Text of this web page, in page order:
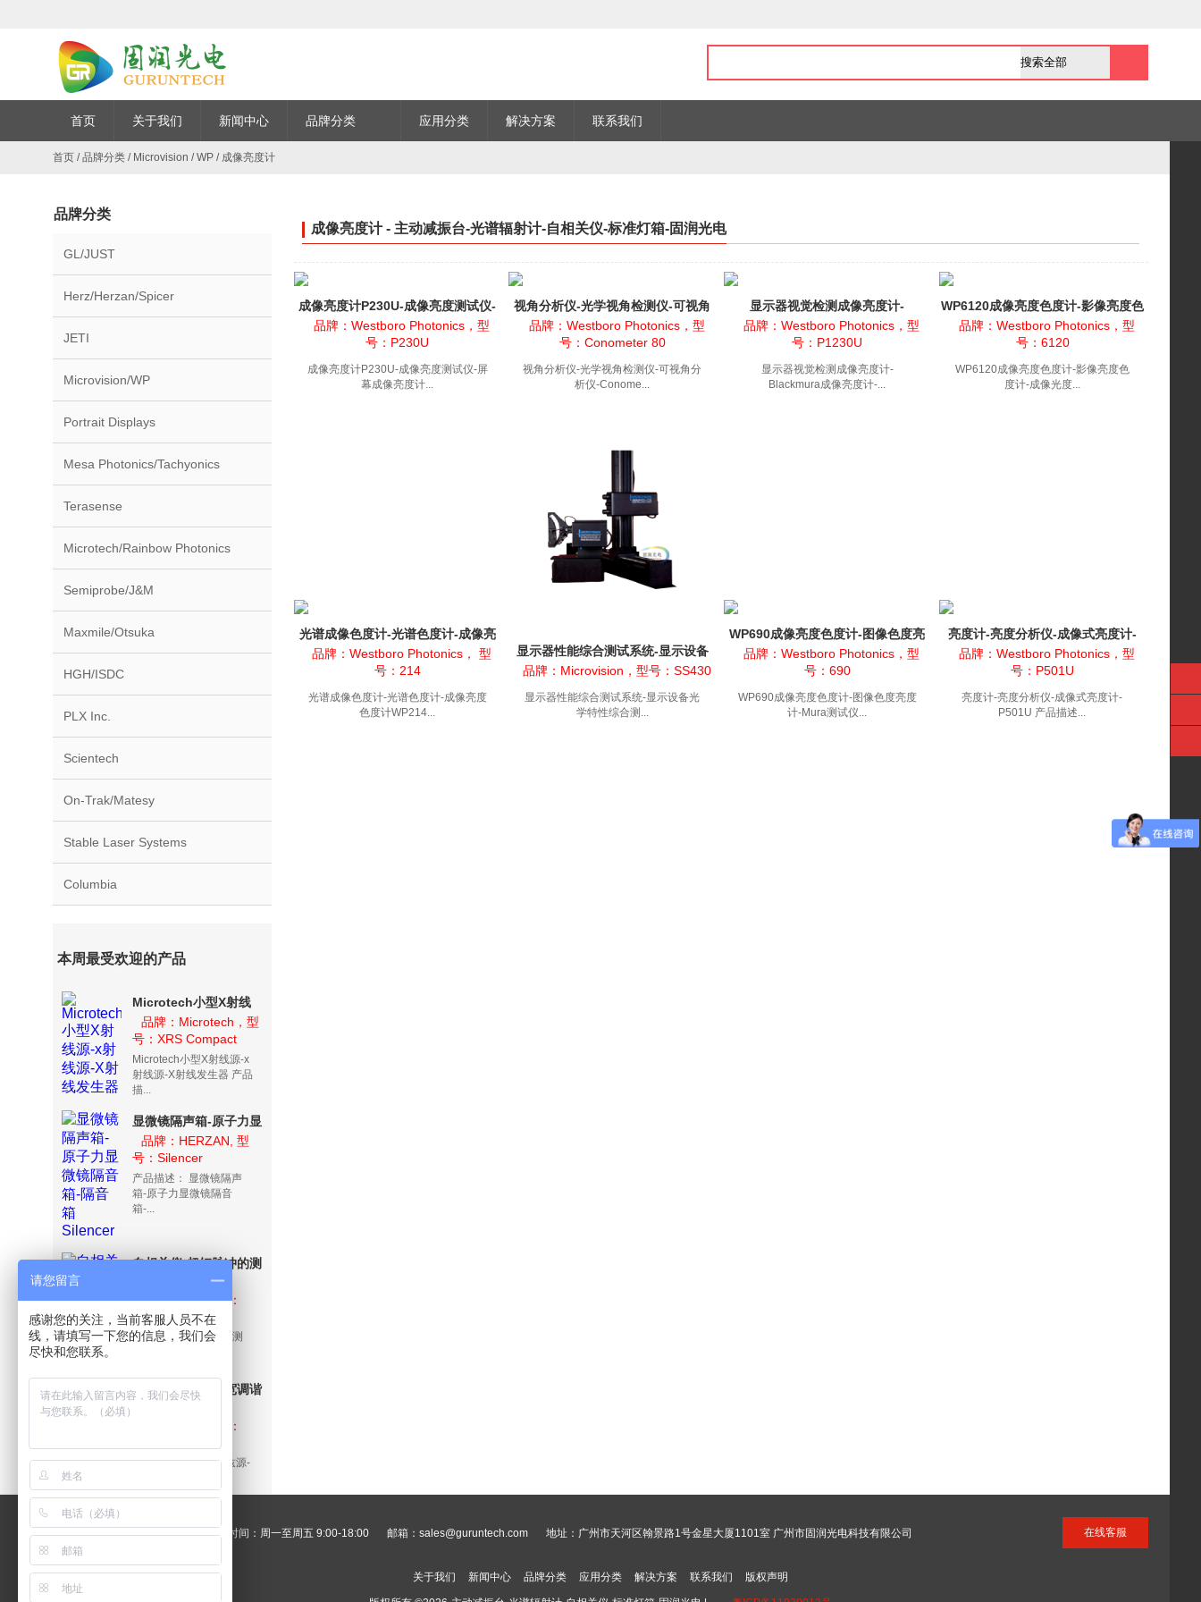
首页 关于我们 新闻中心 品牌分类 应用分类 解决方案 联系我们
首页 /品牌分类 / Microvision / WP / 成像亮度计
品牌分类
GL/JUST
Herz/Herzan/Spicer
JETI
Microvision/WP
Portrait Displays
Mesa Photonics/Tachyonics
Terasense
Microtech/Rainbow Photonics
Semiprobe/J&M
Maxmile/Otsuka
HGH/ISDC
PLX Inc.
Scientech
On-Trak/Matesy
Stable Laser Systems
Columbia
本周最受欢迎的产品
Microtech小型X射线
源-x射线源-X射线发生
器
品牌：Microtech，型
号：XRS Compact
Microtech小型X射线源-x
射线源-X射线发生器 产品
描...
显微镜隔声箱-原子力显
微镜隔音箱-隔音箱
Silencer
品牌：HERZAN, 型
号：Silencer
产品描述： 显微镜隔声
箱-原子力显微镜隔音
箱-...
自相关仪-超短脉冲的测
量工具-超短脉宽测量系
统
Photonics ，型号：
Autocorrelator
自相关仪-超短脉冲的测
可调谐太赫兹源-宽调谐
Photonics ，型号：
可调谐太赫兹源-宽调谐窄带太赫兹源-
TeraTune 产品...
成像亮度计 - 主动减振台-光谱辐射计-自相关仪-标准灯箱-固润光电
成像亮度计P230U-成像亮度测试仪-
屏幕成像亮度计
品牌：Westboro Photonics，型
号：P230U
成像亮度计P230U-成像亮度测试仪-屏
幕成像亮度计...
视角分析仪-光学视角检测仪-可视角
分析仪-Conomete...
品牌：Westboro Photonics，型
号：Conometer 80
视角分析仪-光学视角检测仪-可视角分
析仪-Conome...
显示器视觉检测成像亮度计-
Blackmura成像亮度计-P1...
品牌：Westboro Photonics，型
号：P1230U
显示器视觉检测成像亮度计-
Blackmura成像亮度计-...
WP6120成像亮度色度计-影像亮度色
度计-成像光度计
品牌：Westboro Photonics，型
号：6120
WP6120成像亮度色度计-影像亮度色
度计-成像光度...
光谱成像色度计-光谱色度计-成像亮
度色度计WP214
品牌：Westboro Photonics， 型
号：214
光谱成像色度计-光谱色度计-成像亮度
色度计WP214...
显示器性能综合测试系统-显示设备
光学特性综合测试...
品牌：Microvision，型号：SS430
显示器性能综合测试系统-显示设备光
学特性综合测...
WP690成像亮度色度计-图像色度亮
度计-Mura测试仪
品牌：Westboro Photonics，型
号：690
WP690成像亮度色度计-图像色度亮度
计-Mura测试仪...
亮度计-亮度分析仪-成像式亮度计-
P501U
品牌：Westboro Photonics，型
号：P501U
亮度计-亮度分析仪-成像式亮度计-
P501U 产品描述...
电话：020-85666701 工作时间：周一至周五 9:00-18:00 邮箱：sales@guruntech.com 地址：广州市天河区翰景路1号金星大厦1101室 广州市固润光电科技有限公司 在线客服
关于我们 新闻中心 品牌分类 应用分类 解决方案 联系我们 版权声明
请您留言
感谢您的关注，当前客服人员不在
线，请填写一下您的信息，我们会
尽快和您联系。